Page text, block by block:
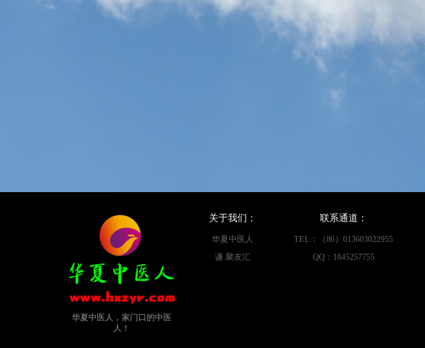
华夏中医人，家门口的中医
人！
关于我们：
华夏中医人
谦.聚友汇
联系通道：
TEL：（86）013603022955
QQ：1845257755